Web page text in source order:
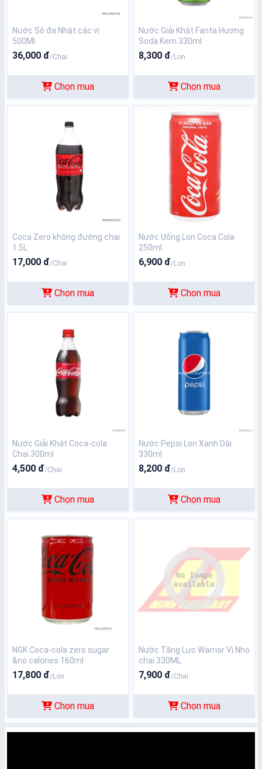
Nước Sô đa Nhật các vị
500Ml
36,000 đ/Chai
Chọn mua
Nước Giải Khát Fanta Hương
Soda Kem 330ml
8,300 đ/Lon
Chọn mua
Coca Zero không đường chai
1.5L
17,000 đ/Chai
Chọn mua
Nước Uống Lon Coca Cola
250ml
6,900 đ/Lon
Chọn mua
Nước Giải Khát Coca-cola
Chai 300ml
4,500 đ/Chai
Chọn mua
Nước Pepsi Lon Xanh Dài
330ml
8,200 đ/Lon
Chọn mua
NGK Coca-cola zero sugar
&no calories 160ml
17,800 đ/Lon
Chọn mua
Nước Tăng Lực Warrior Vị Nho
chai 330ML
7,900 đ/Chai
Chọn mua